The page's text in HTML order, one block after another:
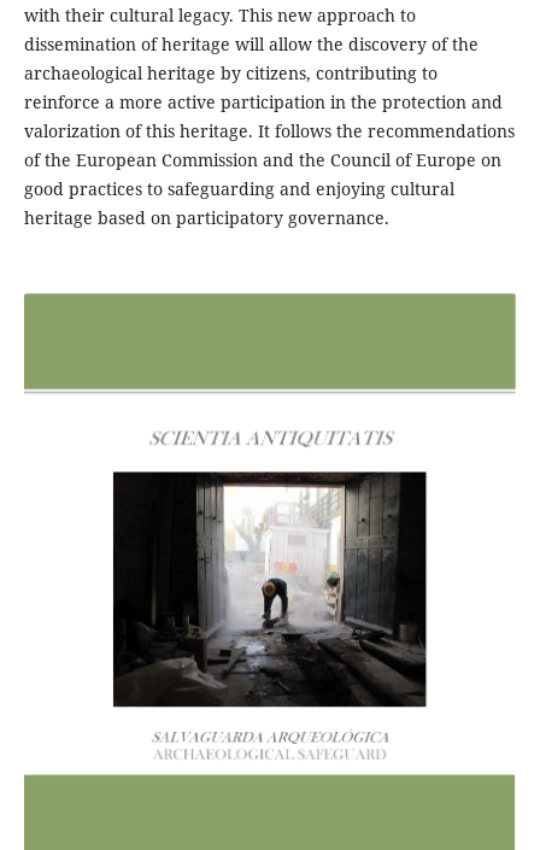
with their cultural legacy. This new approach to
dissemination of heritage will allow the discovery of the
archaeological heritage by citizens, contributing to
reinforce a more active participation in the protection and
valorization of this heritage. It follows the recommendations
of the European Commission and the Council of Europe on
good practices to safeguarding and enjoying cultural
heritage based on participatory governance.